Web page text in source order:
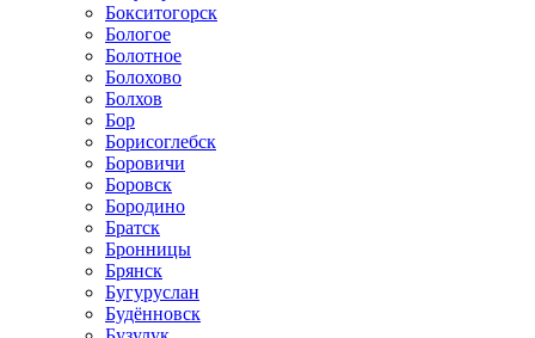
Бокситогорск
Бологое
Болотное
Болохово
Болхов
Бор
Борисоглебск
Боровичи
Боровск
Бородино
Братск
Бронницы
Брянск
Бугуруслан
Будённовск